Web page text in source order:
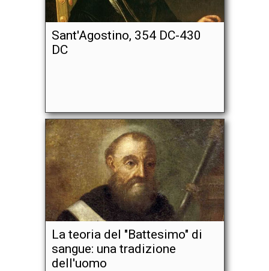
Sant'Agostino, 354 DC-430
DC
La teoria del "Battesimo" di
sangue: una tradizione
dell'uomo